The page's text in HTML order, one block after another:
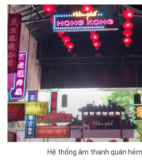
Hệ thống âm thanh quán